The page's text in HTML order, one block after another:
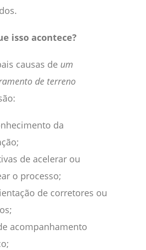
isso acontece?
causas de um
de terreno
da
de acelerar ou
o processo;
de corretores ou
acompanhamento